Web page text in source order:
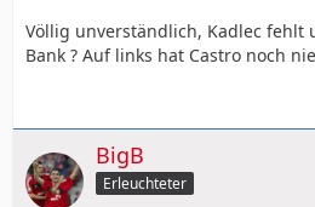
Völlig unverständlich, Kadlec fehlt
Bank ? Auf links hat Castro noch
BigB
Erleuchteter